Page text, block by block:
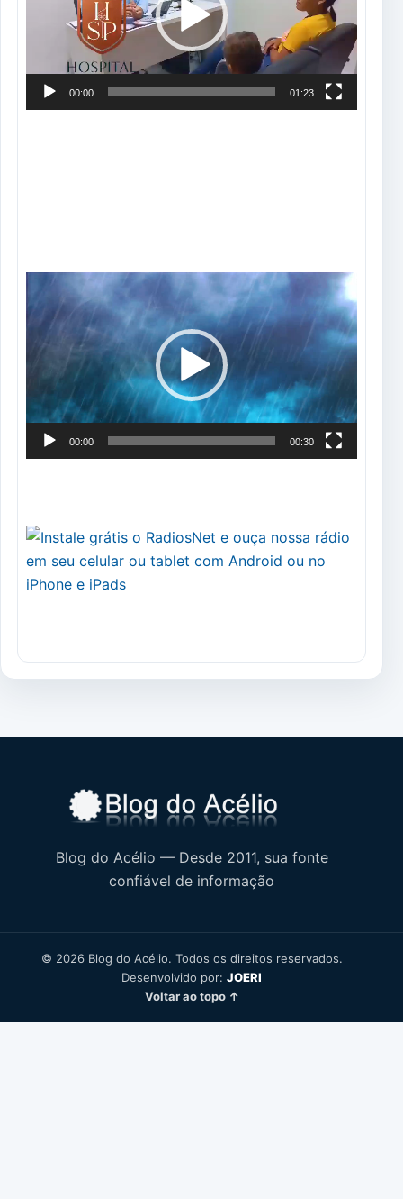
00:00 01:23
de
vídeo
00:00 00:30
Blog do Acélio — Desde 2011, sua fonte
confiável de informação
© 2026 Blog do Acélio. Todos os direitos reservados.
Desenvolvido por: JOERI
Voltar ao topo ↑